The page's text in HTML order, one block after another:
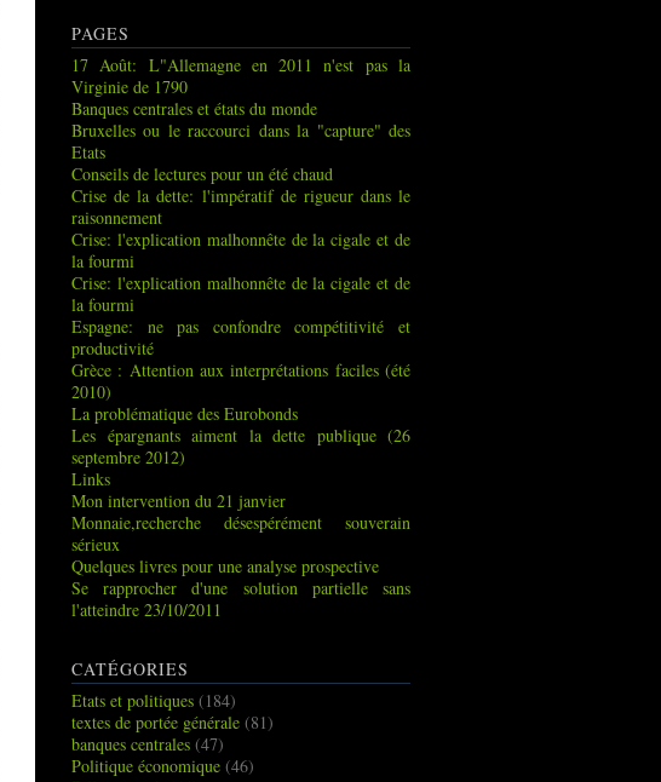
PAGES
17 Août: L"Allemagne en 2011 n'est pas la
Virginie de 1790
Banques centrales et états du monde
Bruxelles ou le raccourci dans la "capture" des
Etats
Conseils de lectures pour un été chaud
Crise de la dette: l'impératif de rigueur dans le
raisonnement
Crise: l'explication malhonnête de la cigale et de
la fourmi
Crise: l'explication malhonnête de la cigale et de
la fourmi
Espagne: ne pas confondre compétitivité et
productivité
Grèce : Attention aux interprétations faciles (été
2010)
La problématique des Eurobonds
Les épargnants aiment la dette publique (26
septembre 2012)
Links
Mon intervention du 21 janvier
Monnaie,recherche désespérément souverain
sérieux
Quelques livres pour une analyse prospective
Se rapprocher d'une solution partielle sans
l'atteindre 23/10/2011
CATÉGORIES
Etats et politiques (184)
textes de portée générale (81)
banques centrales (47)
Politique économique (46)